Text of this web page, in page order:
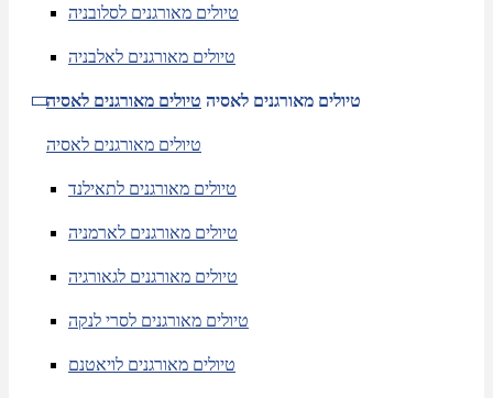
טיולים מאורגנים לסלובניה
טיולים מאורגנים לאלבניה
טיולים מאורגנים לאסיה טיולים מאורגנים לאסיה
טיולים מאורגנים לאסיה
טיולים מאורגנים לתאילנד
טיולים מאורגנים לארמניה
טיולים מאורגנים לגאורגיה
טיולים מאורגנים לסרי לנקה
טיולים מאורגנים לויאטנם